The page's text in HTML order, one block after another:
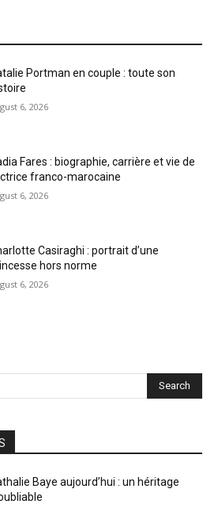
Portman en couple : toute son
6, 2026
Fares : biographie, carrière et vie de
franco-marocaine
6, 2026
Casiraghi : portrait d’une
hors norme
6, 2026
Search
Baye aujourd’hui : un héritage